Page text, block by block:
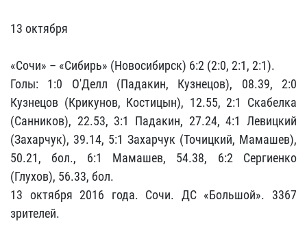
13 октября
«Сочи» – «Сибирь» (Новосибирск) 6:2 (2:0, 2:1, 2:1).
Голы: 1:0 О'Делл (Падакин, Кузнецов), 08.39, 2:0
Кузнецов (Крикунов, Костицын), 12.55, 2:1 Скабелка
(Санников), 22.53, 3:1 Падакин, 27.24, 4:1 Левицкий
(Захарчук), 39.14, 5:1 Захарчук (Точицкий, Мамашев),
50.21, бол., 6:1 Мамашев, 54.38, 6:2 Сергиенко
(Глухов), 56.33, бол.
13 октября 2016 года. Сочи. ДС «Большой». 3367
зрителей.